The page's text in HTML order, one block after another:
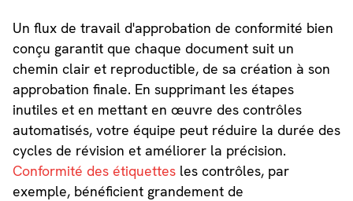
Un flux de travail d'approbation de conformité bien
conçu garantit que chaque document suit un
chemin clair et reproductible, de sa création à son
approbation finale. En supprimant les étapes
inutiles et en mettant en œuvre des contrôles
automatisés, votre équipe peut réduire la durée des
cycles de révision et améliorer la précision.
Conformité des étiquettesles contrôles, par
exemple, bénéficient grandement de